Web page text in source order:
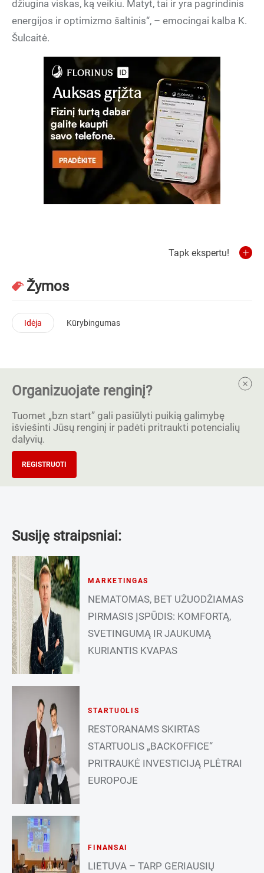
džiugina viskas, ką veikiu. Matyt, tai ir yra pagrindinis
energijos ir optimizmo šaltinis“, – emocingai kalba K.
Šulcaitė.
Tapk ekspertu!
Žymos
Idėja Kūrybingumas
Organizuojate renginį?
Tuomet „bzn start” gali pasiūlyti puikią galimybę
išviešinti Jūsų renginį ir padėti pritraukti potencialių
dalyvių.
REGISTRUOTI
Susiję straipsniai:
MARKETINGAS
NEMATOMAS, BET UŽUODŽIAMAS
PIRMASIS ĮSPŪDIS: KOMFORTĄ,
SVETINGUMĄ IR JAUKUMĄ
KURIANTIS KVAPAS
STARTUOLIS
RESTORANAMS SKIRTAS
STARTUOLIS „BACKOFFICE“
PRITRAUKĖ INVESTICIJĄ PLĖTRAI
EUROPOJE
FINANSAI
LIETUVA – TARP GERIAUSIŲ